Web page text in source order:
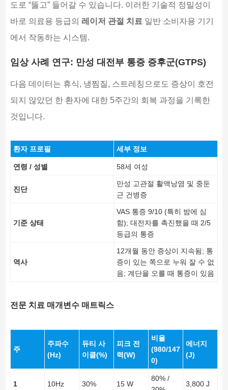
도로 “뚫고” 들어갈 수 있습니다. 이러한 기술적 정밀성이
바로 의료용 등급의 레이저 관절 치료일반 소비자용 기기
에서 작동하는 시스템.
임상 사례 연구: 만성 대전부 통증 증후군(GTPS)
다음 데이터는 휴식, 냉찜질, 스트레칭으로도 증상이 호전
되지 않았던 한 환자에 대한 5주간의 회복 과정을 기록한
것입니다.
환자 프로필 세부 정보
연령 / 성별 58세 여성
진단
만성 고관절 활액낭염 및 중둔
근 건병증
기준 상태
VAS 통증 9/10 (특히 밤에 심
함); 대전자를 촉진했을 때 2/5
등급의 통증
역사
12개월 동안 증상이 지속됨; 통
증이 있는 쪽으로 누워 잘 수 없
음; 계단을 오를 때 통증이 있음
전문 치료 매개변수 매트릭스
주
주파수
(Hz)
듀티 사
이클(%)
피크 전
력(W)
비율
(980/147
0)
에너지
(J)
1 10Hz 30% 15 W
80% /
3,800 J